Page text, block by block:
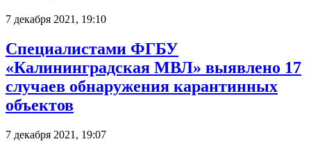
7 декабря 2021, 19:10
Специалистами ФГБУ
«Калининградская МВЛ» выявлено 17
случаев обнаружения карантинных
объектов
7 декабря 2021, 19:07